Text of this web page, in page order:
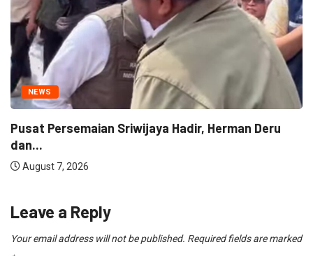
NEWS
Kantah Prabumulih Ajak Camat dan Lurah
Wujudkan...
August 7, 2026
Leave a Reply
Your email address will not be published. Required fields are marked